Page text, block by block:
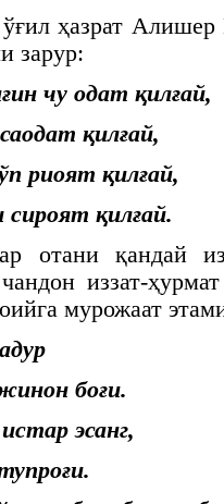
ҳазрат Алишер
зарур:
чу одат қилғай,
қилғай,
риоят қилғай,
сироят қилғай.
отани қандай
иззат-
мурожаат
боғи.
эсанг,